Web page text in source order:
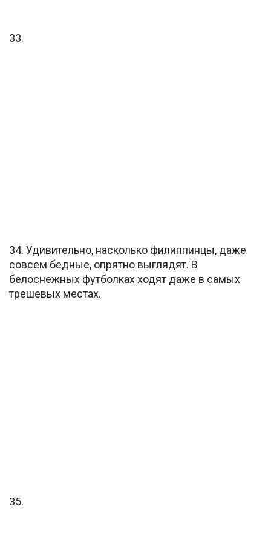
33.
34. Удивительно, насколько филиппинцы, даже
совсем бедные, опрятно выглядят. В
белоснежных футболках ходят даже в самых
трешевых местах.
35.